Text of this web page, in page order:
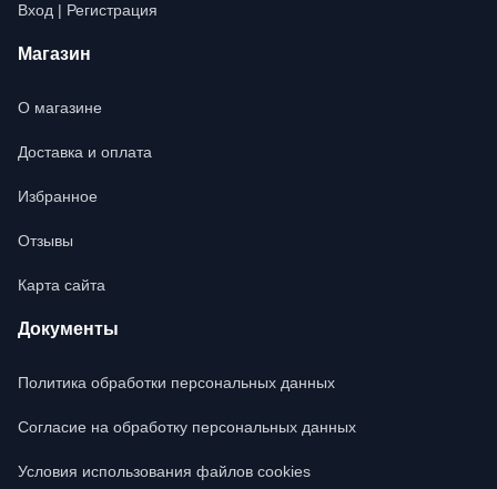
Вход | Регистрация
Магазин
О магазине
Доставка и оплата
Избранное
Отзывы
Карта сайта
Документы
Политика обработки персональных данных
Согласие на обработку персональных данных
Условия использования файлов cookies